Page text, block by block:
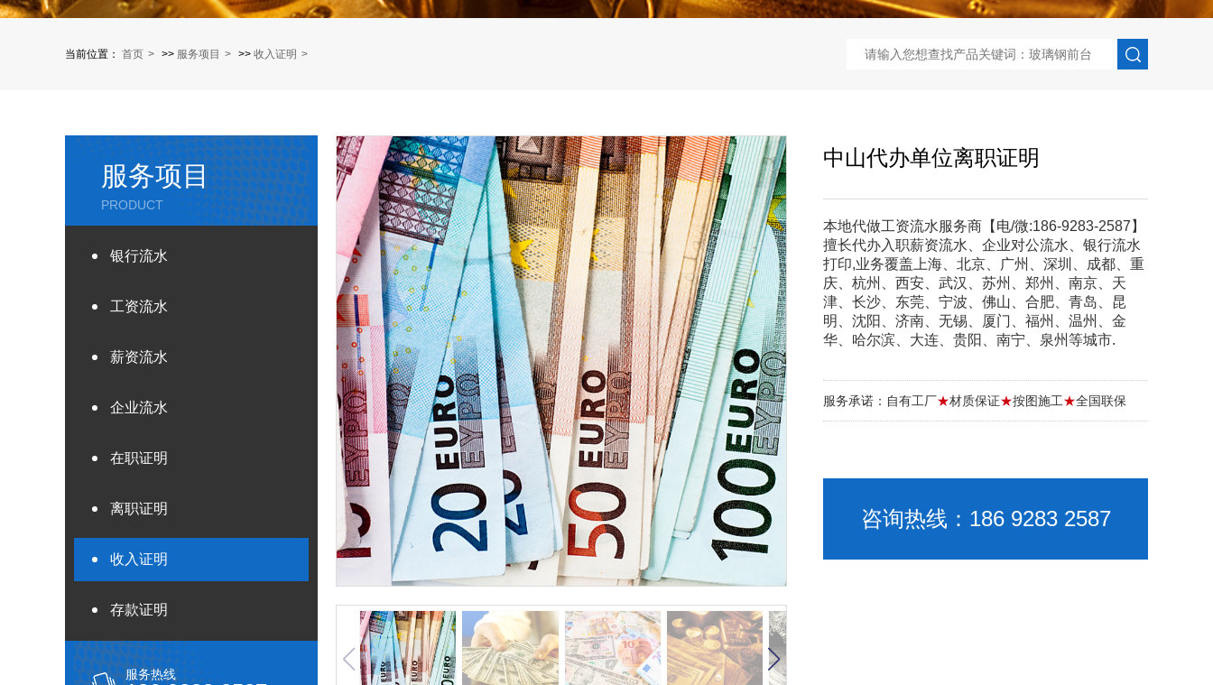
当前位置： 首页 >> 服务项目 >> 收入证明
服务项目
PRODUCT
银行流水
工资流水
薪资流水
企业流水
在职证明
离职证明
收入证明
存款证明
服务热线
中山代办单位离职证明
本地代做工资流水服务商【电/微:186-9283-2587】
擅长代办入职薪资流水、企业对公流水、银行流水
打印,业务覆盖上海、北京、广州、深圳、成都、重
庆、杭州、西安、武汉、苏州、郑州、南京、天
津、长沙、东莞、宁波、佛山、合肥、青岛、昆
明、沈阳、济南、无锡、厦门、福州、温州、金
华、哈尔滨、大连、贵阳、南宁、泉州等城市.
服务承诺：自有工厂★材质保证★按图施工★全国联保
咨询热线：186 9283 2587